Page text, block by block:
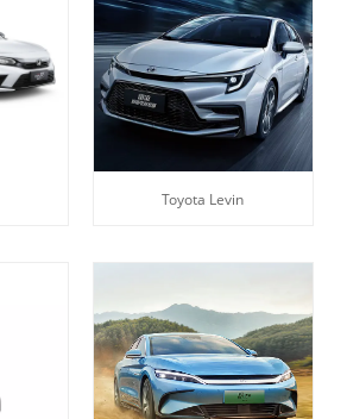
Toyota Levin